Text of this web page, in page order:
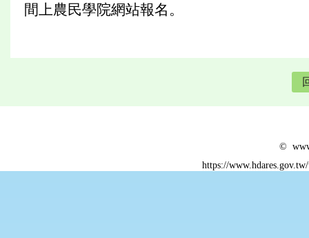
間上農民學院網站報名。
©
https://